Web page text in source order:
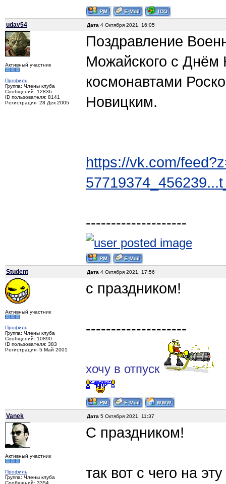
udav54 Дата 4 Октября 2021, 16:05
Активный участник
Профиль
Группа: Члены клуба
Сообщений: 12836
ID пользователя: 8141
Регистрация: 28 Дек 2005
Поздравление
Можайского с Днём
космонавтами
Новицким.
https://vk.com/
--------------------
Student Дата 4 Октября 2021, 17:56
Активный участник
Профиль
Группа: Члены клуба
Сообщений: 10890
ID пользователя: 383
Регистрация: 5 Май 2001
с праздником!
--------------------
хочу в отпуск
Vanek Дата 5 Октября 2021, 11:37
Активный участник
Профиль
Группа: Члены клуба
Сообщений: 3354
С праздником!
так вот с чего на